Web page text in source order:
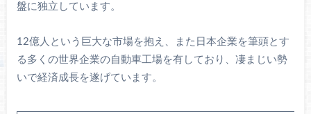
盤に独立しています。
12億人という巨大な市場を抱え、また日本企業を筆頭とす
る多くの世界企業の自動車工場を有しており、凄まじい勢
いで経済成長を遂げています。